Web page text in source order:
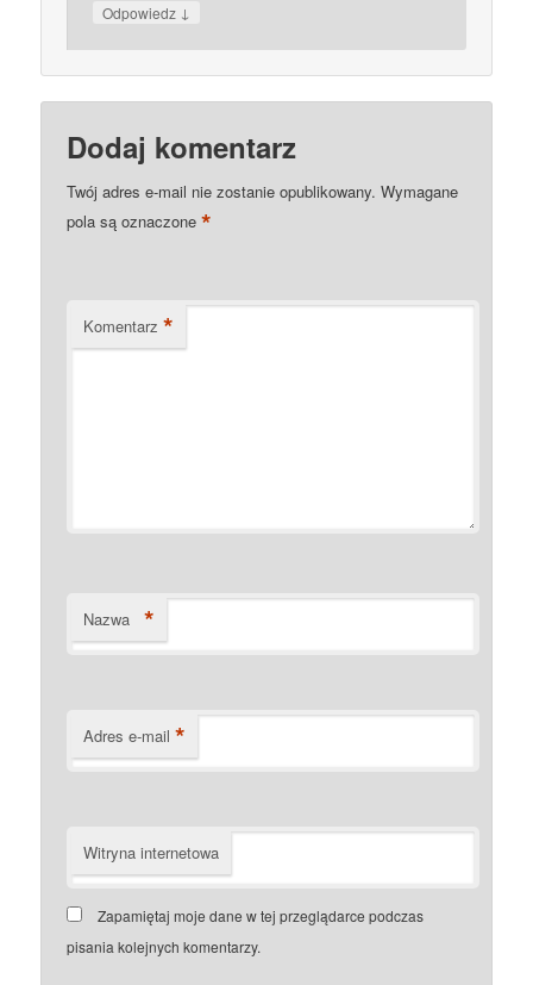
Odpowiedz ↓
Dodaj komentarz
Twój adres e-mail nie zostanie opublikowany. Wymagane
pola są oznaczone*
Komentarz *
Nazwa *
Adres e-mail *
Witryna internetowa
Zapamiętaj moje dane w tej przeglądarce podczas
pisania kolejnych komentarzy.